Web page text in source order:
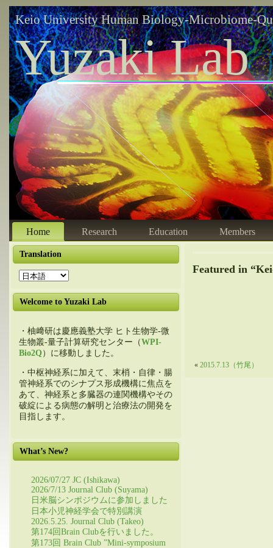
Keio University Human Biology-Microbiome-
Yuzaki Lab
Home Research Education Members
Translation
Welcome to Yuzaki Lab
・柚﨑研は慶應義塾大学 ヒト生物学-微
生物叢-量子計算研究センター（WPI-
Bio2Q）に移動しました。
・中枢神経系に加えて、末梢・自律・腸
管神経系でのシナプス形成機構に焦点を
あて、神経系と多臓器の連関機構やその
破綻による病態の解明と治療法の開発を
目指します。
What’s New?
2026/07/27 JC (Ishikawa)
2026/7/13 Journal Club (Suyama)
日米脳シンポジウムに参加しました
日本小児神経学会で特別講演
2026.5.25. Journal Club (Takeo)
第174回Brain Clubを行いました。
第173回 Brain Club ”Mini-symposium
Featured in
« 2015.7.13（竹尾）